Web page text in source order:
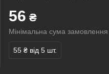
56 ₴
Мінімальна сума
55 ₴ від 5 шт.